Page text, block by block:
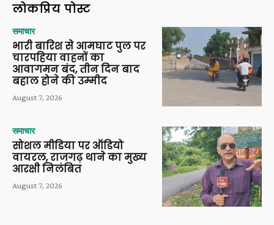
लोकप्रिय पोस्ट
समाचार
भारी बारिश से आमघाट पुल पर
चारपहिया वाहनों का
आवागमन बंद, तीन दिन बाद
बहाल होने की उम्मीद
August 7, 2026
समाचार
सोशल मीडिया पर ऑडियो
वायरल, राजगढ़ थाने का मुख्य
आरक्षी निलंबित
August 7, 2026